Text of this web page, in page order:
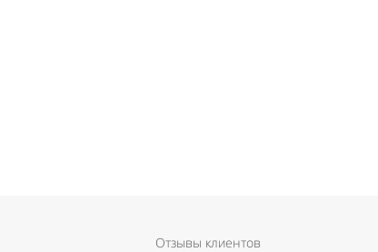
Отзывы клиентов